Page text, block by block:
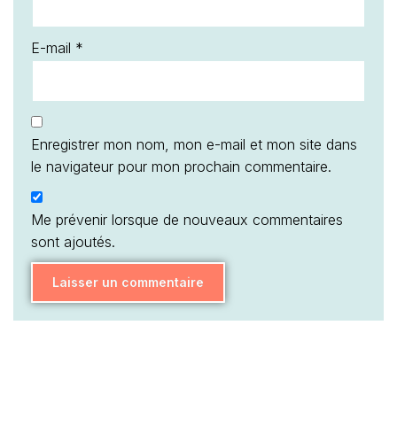
E-mail *
Enregistrer mon nom, mon e-mail et mon site dans
le navigateur pour mon prochain commentaire.
Me prévenir lorsque de nouveaux commentaires
sont ajoutés.